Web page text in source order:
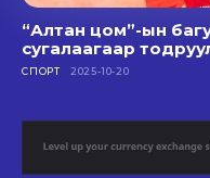
“Алтан цом”-ын
сугалаагаар
СПОРТ 2025-10-20